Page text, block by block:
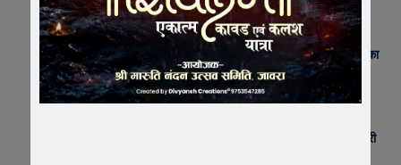
AUGUST 8, 2026
जावरा सिविल हॉस्पिटल में कमाल! 70 वर्षीय महिला के कूल्हे का
सफल ऑपरेशन, आयुष्मान से इलाज हुआ नि:शुल्क
AUGUST 8, 2026
जावरा में आधी रात जुए के अड्डे पर पुलिस का छापा, 9 जुआरी